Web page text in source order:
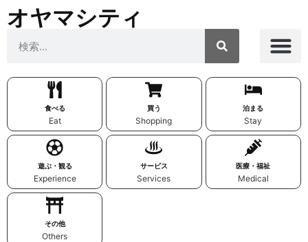
オヤマシティ
食べる
Eat
買う
Shopping
泊まる
Stay
遊ぶ・観る
Experience
サービス
Services
医療・福祉
Medical
その他
Others